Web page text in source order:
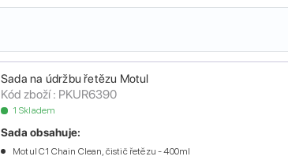
Sada na údržbu řetězu Motul
Kód zboží : PKUR6390
1 Skladem
Sada obsahuje:
Motul C1 Chain Clean, čistič řetězu - 400ml